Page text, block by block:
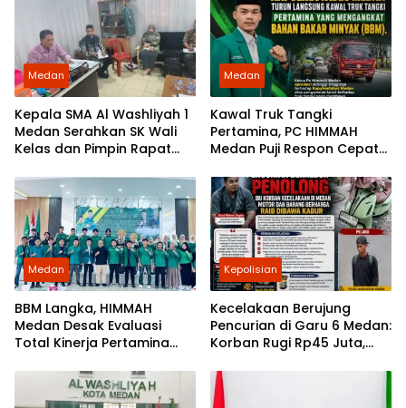
Medan
Kepala SMA Al Washliyah 1
Medan Serahkan SK Wali
Kelas dan Pimpin Rapat
Kemerdekaan RI
Medan
Kawal Truk Tangki
Pertamina, PC HIMMAH
Medan Puji Respon Cepat
Amankan Pasokan BBM
Medan
BBM Langka, HIMMAH
Medan Desak Evaluasi
Total Kinerja Pertamina
Sumbagut
Kepolisian
Kecelakaan Berujung
Pencurian di Garu 6 Medan:
Korban Rugi Rp45 Juta,
Angkat Bicara